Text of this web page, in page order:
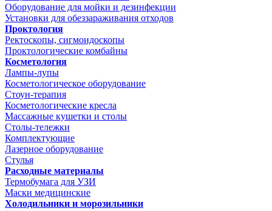
Оборудование для мойки и дезинфекции
Установки для обеззараживания отходов
Проктология
Ректоскопы, сигмоидоскопы
Проктологические комбайны
Косметология
Лампы-лупы
Косметологическое оборудование
Стоун-терапия
Косметологические кресла
Массажные кушетки и столы
Столы-тележки
Комплектующие
Лазерное оборудование
Стулья
Расходные материалы
Термобумага для УЗИ
Маски медицинские
Холодильники и морозильники